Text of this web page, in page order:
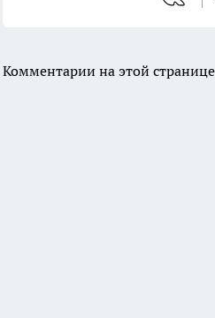
Комментарии на этой